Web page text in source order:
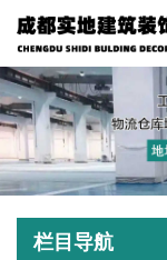
栏目导航